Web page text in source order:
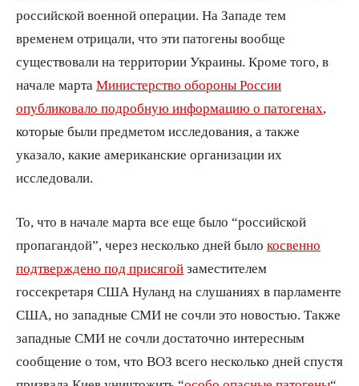
российской военной операции. На Западе тем
временем отрицали, что эти патогены вообще
существовали на территории Украины. Кроме того, в
начале марта Министерство обороны России
опубликовало подробную информацию о патогенах
которые были предметом исследования, а также
указало, какие американские организации их
исследовали.
То, что в начале марта все еще было “российской
пропагандой”, через несколько дней было косвенно
подтверждено под присягой заместителем
госсекретаря США Нуланд на слушаниях в парламенте
США, но западные СМИ не сочли это новостью. Также
западные СМИ не сочли достаточно интересным
сообщение о том, что ВОЗ всего несколько дней спустя